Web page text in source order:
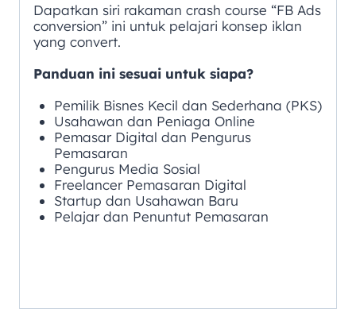
Dapatkan siri rakaman crash course “FB Ads
conversion” ini untuk pelajari konsep iklan
yang convert.
Panduan ini sesuai untuk siapa?
Pemilik Bisnes Kecil dan Sederhana (PKS)
Usahawan dan Peniaga Online
Pemasar Digital dan Pengurus
Pemasaran
Pengurus Media Sosial
Freelancer Pemasaran Digital
Startup dan Usahawan Baru
Pelajar dan Penuntut Pemasaran